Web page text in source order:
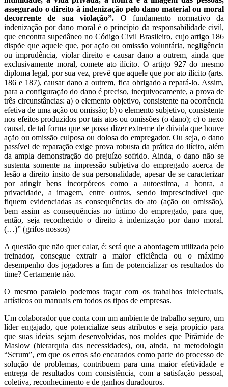
assegurado o direito à indenização pelo dano material ou moral
decorrente de sua violação”. O fundamento normativo da
indenização por dano moral é o princípio da responsabilidade civil,
que encontra supedâneo no Código Civil Brasileiro, cujo artigo 186
dispõe que aquele que, por ação ou omissão voluntária, negligência
ou imprudência, violar direito e causar dano a outrem, ainda que
exclusivamente moral, comete ato ilícito. O artigo 927 do mesmo
diploma legal, por sua vez, prevê que aquele que por ato ilícito (arts.
186 e 187), causar dano a outrem, fica obrigado a repará-lo. Assim,
para a configuração do dano é preciso, inequivocamente, a prova de
três circunstâncias: a) o elemento objetivo, consistente na ocorrência
efetiva de uma ação ou omissão; b) o elemento subjetivo, consistente
nos efeitos produzidos por tais atos ou omissões (o dano); c) o nexo
causal, de tal forma que se possa dizer extreme de dúvida que houve
ação ou omissão culposa ou dolosa do empregador. Ou seja, o dano
passível de reparação exige prova robusta da prática do ilícito, além
da ampla demonstração do prejuízo sofrido. Ainda, o dano não se
sustenta somente na impressão subjetiva do empregado acerca de
lesão a direito ínsito de sua personalidade, apesar de se caracterizar
por atingir bens incorpóreos como a autoestima, a honra, a
privacidade, a imagem, entre outros, sendo imprescindível que
fiquem evidenciadas as consequências do ato (ação ou omissão),
bem assim as consequências no íntimo do empregado, para que,
então, seja reconhecido o direito à indenização por dano moral.
(…)” (grifos nossos)
A questão que não quer calar, é: será que a abordagem utilizada pelo
treinador, consegue extrair a maior eficiência ou o máximo
desempenho dos jogadores a fim de potencializar os resultados do
time? Certamente não.
O mesmo paralelo podemos traçar com os trabalhos intelectuais,
artísticos ou manuais em todos os tipos de empresas.
Um colaborador que conta com um ambiente de trabalho seguro, um
líder engajado, que potencialize seus atributos e seja propício para
que suas ideias sejam desenvolvidas, nos moldes que Pirâmide de
Maslow (hierarquia das necessidades), ou, ainda, na metodologia
“Scrum”, em que os erros são encarados como parte do processo de
solução de problemas, contribuem para uma maior efetividade e
entrega de resultados com consistência, com a satisfação pessoal,
coletiva, reconhecimento e de ganhos duradouros.